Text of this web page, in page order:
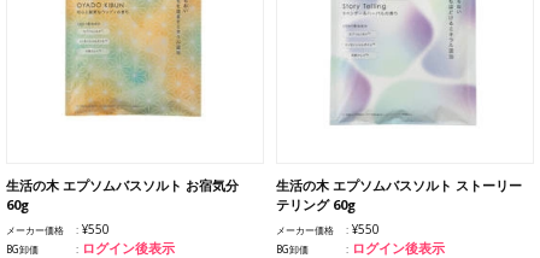
生活の木 エプソムバスソルト お宿気分
60g
メーカー価格 ¥550
BG卸価 ログイン後表示
生活の木 エプソムバスソルト ストーリー
テリング 60g
メーカー価格 ¥550
BG卸価 ログイン後表示